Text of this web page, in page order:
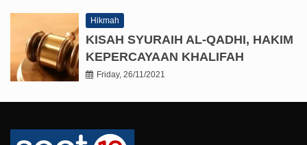
Hikmah
KISAH SYURAIH AL-QADHI, HAKIM
KEPERCAYAAN KHALIFAH
Friday, 26/11/2021